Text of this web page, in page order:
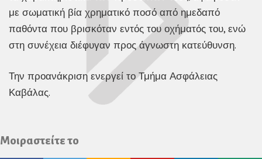
με σωματική βία χρηματικό ποσό από ημεδαπό
παθόντα που βρισκόταν εντός του οχήματός του, ενώ
στη συνέχεια διέφυγαν προς άγνωστη κατεύθυνση.
Την προανάκριση ενεργεί το Τμήμα Ασφάλειας
Καβάλας.
Μοιραστείτε το